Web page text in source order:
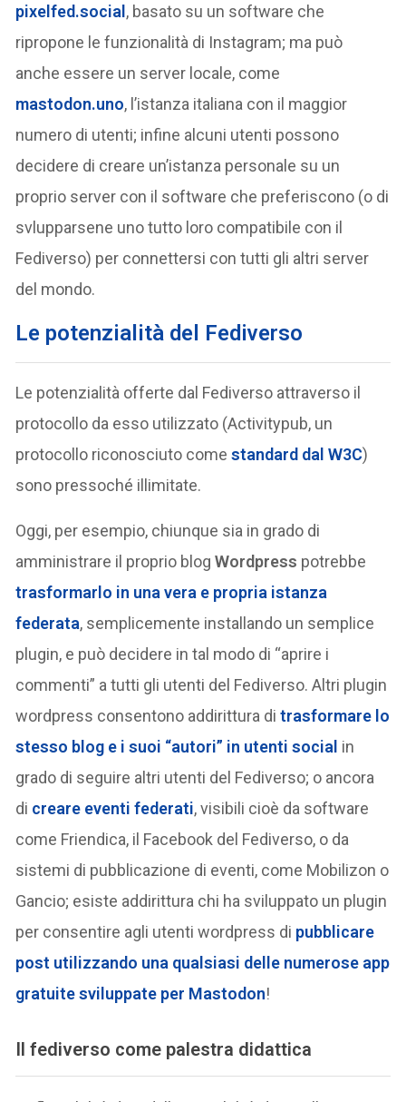
pixelfed.social, basato su un software che
ripropone le funzionalità di Instagram; ma può
anche essere un server locale, come
mastodon.uno, l’istanza italiana con il maggior
numero di utenti; infine alcuni utenti possono
decidere di creare un’istanza personale su un
proprio server con il software che preferiscono (o di
svlupparsene uno tutto loro compatibile con il
Fediverso) per connettersi con tutti gli altri server
del mondo.
Le potenzialità del Fediverso
Le potenzialità offerte dal Fediverso attraverso il
protocollo da esso utilizzato (Activitypub, un
protocollo riconosciuto comestandard dal W3C)
sono pressoché illimitate.
Oggi, per esempio, chiunque sia in grado di
amministrare il proprio blogWordpress potrebbe
trasformarlo in una vera e propria istanza
federata, semplicemente installando un semplice
plugin, e può decidere in tal modo di “aprire i
commenti” a tutti gli utenti del Fediverso. Altri plugin
wordpress consentono addirittura ditrasformare lo
stesso blog e i suoi “autori” in utenti social in
grado di seguire altri utenti del Fediverso; o ancora
di creare eventi federati, visibili cioè da software
come Friendica, il Facebook del Fediverso, o da
sistemi di pubblicazione di eventi, come Mobilizon o
Gancio; esiste addirittura chi ha sviluppato un plugin
per consentire agli utenti wordpress di pubblicare
post utilizzando una qualsiasi delle numerose app
gratuite sviluppate per Mastodon!
Il fediverso come palestra didattica